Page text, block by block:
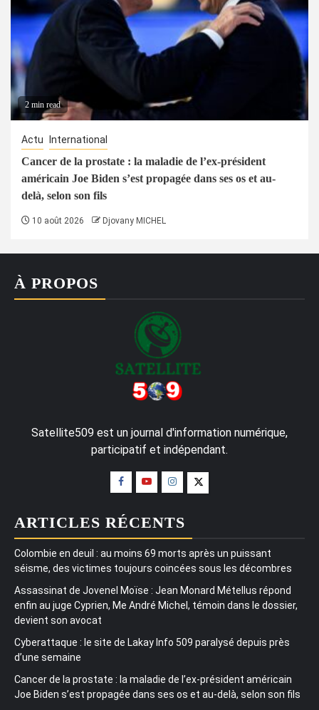
2 min read
Actu International
Cancer de la prostate : la maladie de l’ex-président
américain Joe Biden s’est propagée dans ses os et au-
delà, selon son fils
10 août 2026 Djovany MICHEL
À PROPOS
Satellite509 est un journal d'information numérique,
participatif et indépendant.
ARTICLES RÉCENTS
Colombie en deuil : au moins 69 morts après un puissant
séisme, des victimes toujours coincées sous les décombres
Assassinat de Jovenel Moïse : Jean Monard Métellus répond
enfin au juge Cyprien, Me André Michel, témoin dans le dossier,
devient son avocat
Cyberattaque : le site de Lakay Info 509 paralysé depuis près
d’une semaine
Cancer de la prostate : la maladie de l’ex-président américain
Joe Biden s’est propagée dans ses os et au-delà, selon son fils